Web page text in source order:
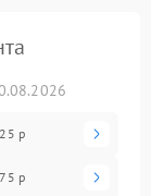
р
р